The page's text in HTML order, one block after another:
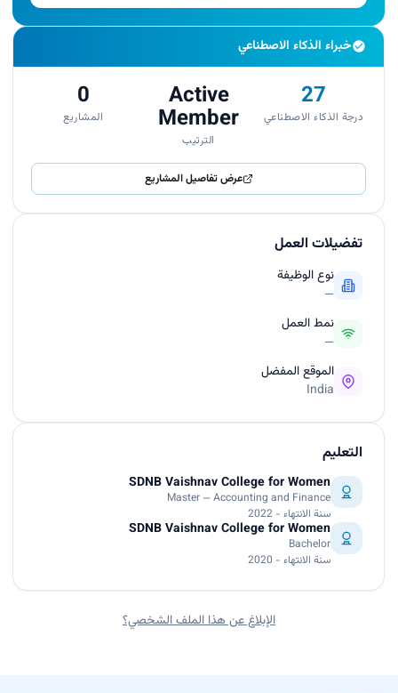
خبراء الذكاء الاصطناعي
27
درجة الذكاء الاصطناعي
Active
Member
الترتيب
0
المشاريع
عرض تفاصيل المشاريع
تفضيلات العمل
نوع الوظيفة
—
نمط العمل
—
الموقع المفضل
India
التعليم
SDNB Vaishnav College for Women
Master — Accounting and Finance
سنة الانتهاء - 2022
SDNB Vaishnav College for Women
Bachelor
سنة الانتهاء - 2020
الإبلاغ عن هذا الملف الشخصي؟